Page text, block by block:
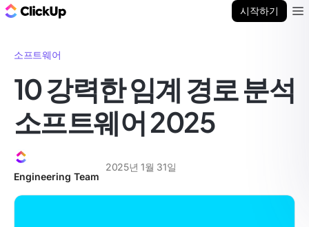
시작하기
소프트웨어
10 강력한 임계 경로 분석
소프트웨어 2025
Engineering Team
2025년 1월 31일